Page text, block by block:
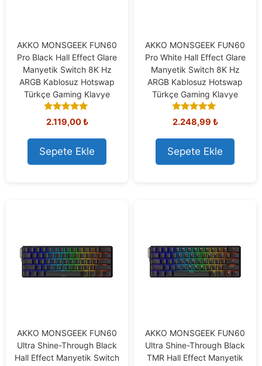
AKKO MONSGEEK FUN60
Pro Black Hall Effect Glare
Manyetik Switch 8K Hz
ARGB Kablosuz Hotswap
Türkçe Gaming Klavye
5.00
out of 5
2.119,00₺
Sepete Ekle
AKKO MONSGEEK FUN60
Pro White Hall Effect Glare
Manyetik Switch 8K Hz
ARGB Kablosuz Hotswap
Türkçe Gaming Klavye
4.83
out of 5
2.248,99 ₺
Sepete Ekle
AKKO MONSGEEK FUN60
Ultra Shine-Through Black
Hall Effect Manyetik Switch
AKKO MONSGEEK FUN60
Ultra Shine-Through Black
TMR Hall Effect Manyetik